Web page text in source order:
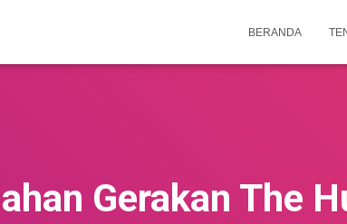
BERANDA
Gerakan The